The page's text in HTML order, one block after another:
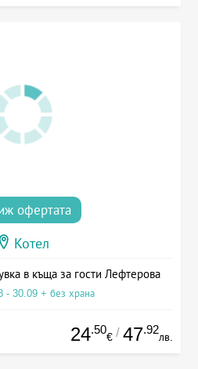
офертата
Котел
в къща за гости Лефтерова
- 30.09 + без храна
24.50
€ / 47.92
лв.